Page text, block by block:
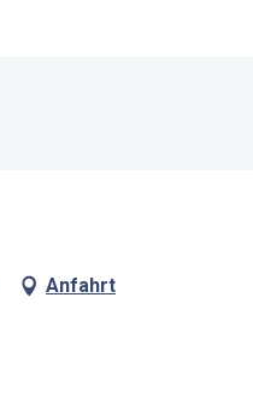
Anfahrt